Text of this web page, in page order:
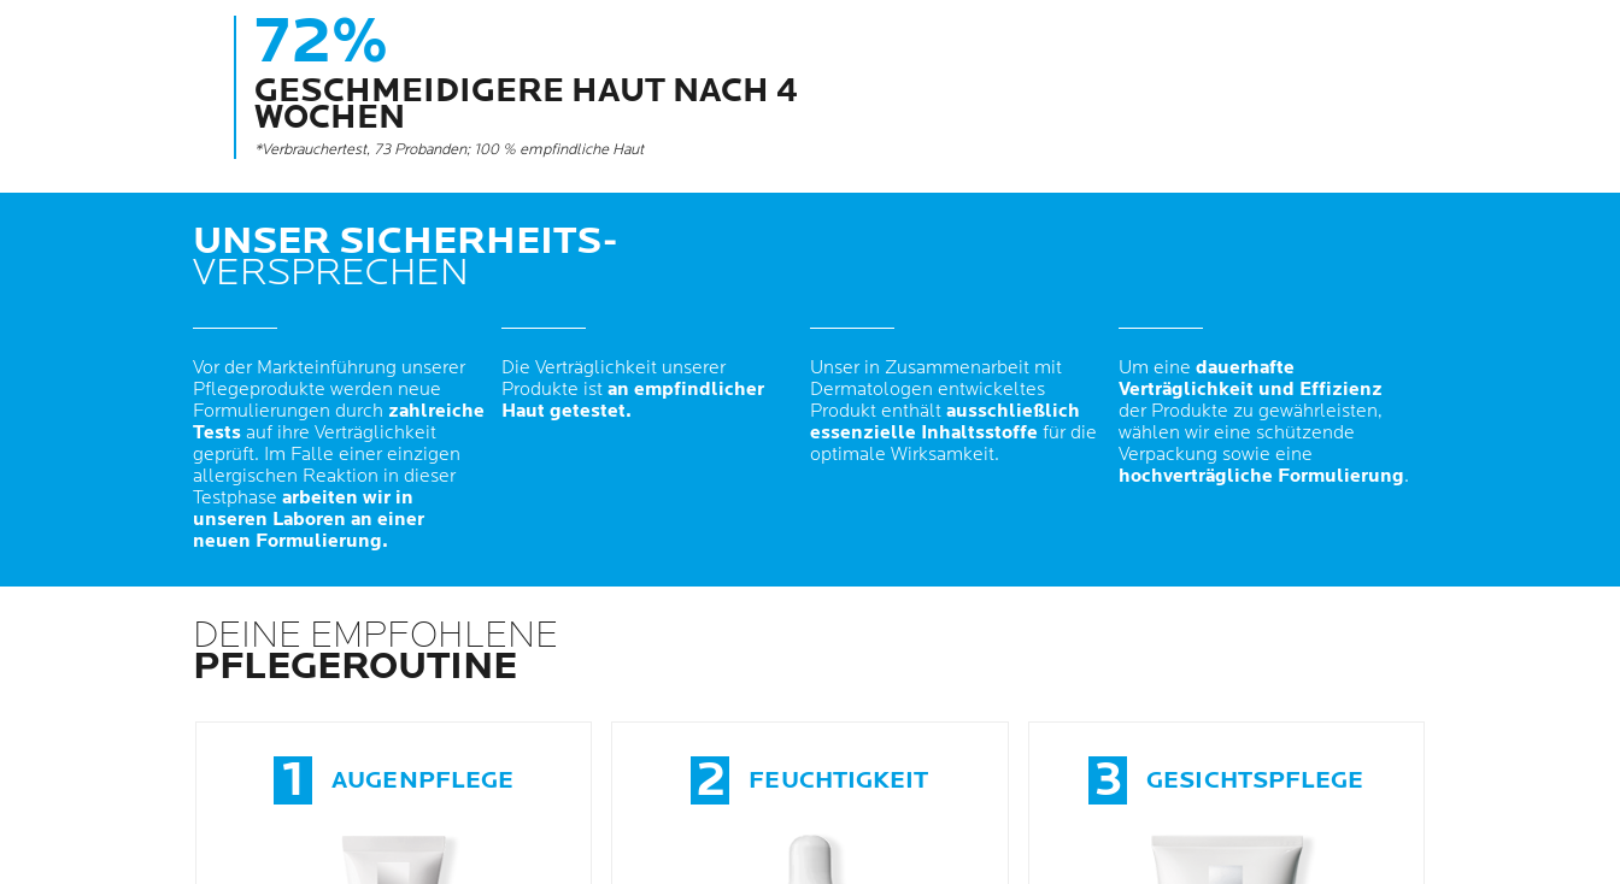
72%
GESCHMEIDIGERE HAUT NACH 4
WOCHEN
*Verbrauchertest, 73 Probanden; 100 % empfindliche Haut
UNSER SICHERHEITS-
VERSPRECHEN
Vor der Markteinführung unserer
Pflegeprodukte werden neue
Formulierungen durch zahlreiche
Tests auf ihre Verträglichkeit
geprüft. Im Falle einer einzigen
allergischen Reaktion in dieser
Testphase arbeiten wir in
unseren Laboren an einer
neuen Formulierung.
Die Verträglichkeit unserer
Produkte ist an empfindlicher
Haut getestet.
Unser in Zusammenarbeit mit
Dermatologen entwickeltes
Produkt enthält ausschließlich
essenzielle Inhaltsstoffe für die
optimale Wirksamkeit.
Um eine dauerhafte
Verträglichkeit und Effizienz
der Produkte zu gewährleisten,
wählen wir eine schützende
Verpackung sowie eine
hochverträgliche Formulierung.
DEINE EMPFOHLENE
PFLEGEROUTINE
1 AUGENPFLEGE 2 FEUCHTIGKEIT 3 GESICHTSPFLEGE